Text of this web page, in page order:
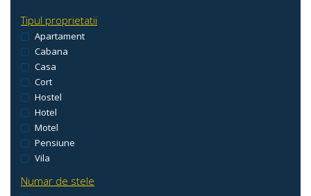
Tipul proprietatii
Apartament
Cabana
Casa
Cort
Hostel
Hotel
Motel
Pensiune
Vila
Numar de stele